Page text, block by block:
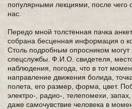
популярными лекциями, после чего
нас.
Передо мной толстенная пачка
собрана бесценная информация о
Столь подробным опросником могут
спецслужбы. Ф.И.О. свидетеля,
наблюдения, погода, что в тот
направление движения болида,
полета, его размер, форма, цвет.
электро-, радио-, телепомехи,
даже самочувствие человека в